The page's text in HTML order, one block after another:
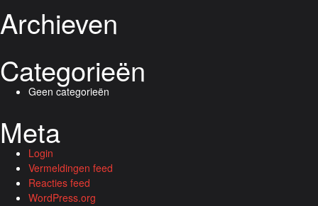
Archieven
Categorieën
Geen categorieën
Meta
Login
Vermeldingen feed
Reacties feed
WordPress.org